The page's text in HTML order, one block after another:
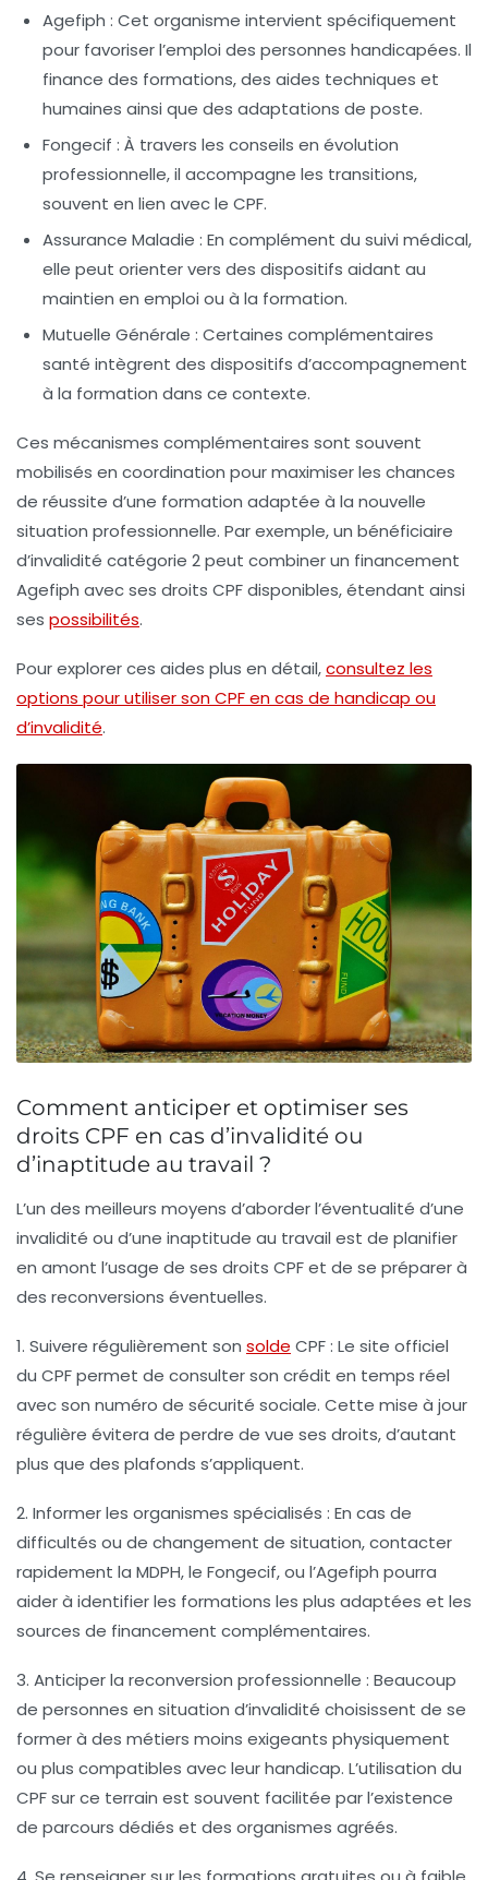
Agefiph : Cet organisme intervient spécifiquement
pour favoriser l’emploi des personnes handicapées. Il
finance des formations, des aides techniques et
humaines ainsi que des adaptations de poste.
Fongecif : À travers les conseils en évolution
professionnelle, il accompagne les transitions,
souvent en lien avec le CPF.
Assurance Maladie : En complément du suivi médical,
elle peut orienter vers des dispositifs aidant au
maintien en emploi ou à la formation.
Mutuelle Générale : Certaines complémentaires
santé intègrent des dispositifs d’accompagnement
à la formation dans ce contexte.
Ces mécanismes complémentaires sont souvent
mobilisés en coordination pour maximiser les chances
de réussite d’une formation adaptée à la nouvelle
situation professionnelle. Par exemple, un bénéficiaire
d’invalidité catégorie 2 peut combiner un financement
Agefiph avec ses droits CPF disponibles, étendant ainsi
ses possibilités.
Pour explorer ces aides plus en détail,consultez les
options pour utiliser son CPF en cas de handicap ou
d’invalidité.
Comment anticiper et optimiser ses
droits CPF en cas d’invalidité ou
d’inaptitude au travail ?
L’un des meilleurs moyens d’aborder l’éventualité d’une
invalidité ou d’une inaptitude au travail est de planifier
en amont l’usage de ses droits CPF et de se préparer à
des reconversions éventuelles.
1. Suivere régulièrement son solde CPF: Le site officiel
du CPF permet de consulter son crédit en temps réel
avec son numéro de sécurité sociale. Cette mise à jour
régulière évitera de perdre de vue ses droits, d’autant
plus que des plafonds s’appliquent.
2. Informer les organismes spécialisés : En cas de
difficultés ou de changement de situation, contacter
rapidement la MDPH, le Fongecif, ou l’Agefiph pourra
aider à identifier les formations les plus adaptées et les
sources de financement complémentaires.
3. Anticiper la reconversion professionnelle : Beaucoup
de personnes en situation d’invalidité choisissent de se
former à des métiers moins exigeants physiquement
ou plus compatibles avec leur handicap. L’utilisation du
CPF sur ce terrain est souvent facilitée par l’existence
de parcours dédiés et des organismes agréés.